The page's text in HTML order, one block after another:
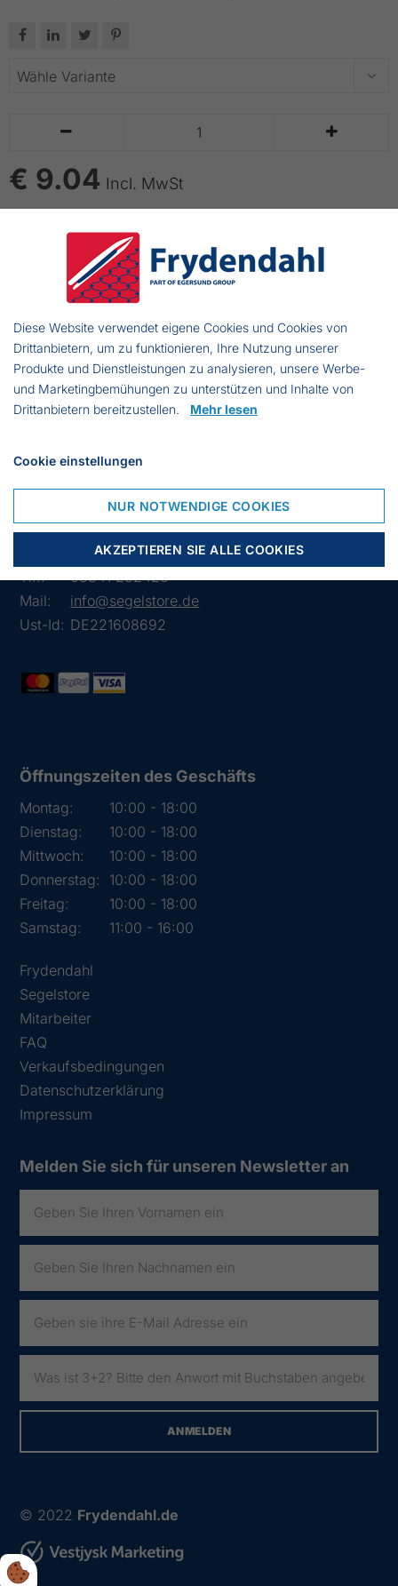
   
 
€ 9.04 Incl. MwSt
IN DEN WARENKORB LEGEN
bis zu 14 Tage Lieferzeit
Mustad Best Kirby 1536DT
Aus Duratin hergestellt
In Packungen á 100 stk.
In mehreren Varianten erhältlich
Lübsche Str. 32
23966 Wismar
Deutschland
Tlf.:
03841 282426
Mail:
info@segelstore.de
Ust-Id: DE221608692
Öffnungszeiten des Geschäfts
Montag:
10:00 - 18:00
Dienstag:
10:00 - 18:00
Mittwoch:
10:00 - 18:00
Donnerstag:
10:00 - 18:00
Freitag:
10:00 - 18:00
Samstag:
11:00 - 16:00
Frydendahl
Segelstore
Mitarbeiter
FAQ
Verkaufsbedingungen
Datenschutzerklärung
Impressum
Melden Sie sich für unseren Newsletter an
© 2022 Frydendahl.de
Diese Website verwendet eigene Cookies und Cookies von
Drittanbietern, um zu funktionieren, Ihre Nutzung unserer
Produkte und Dienstleistungen zu analysieren, unsere Werbe-
und Marketingbemühungen zu unterstützen und Inhalte von
Drittanbietern bereitzustellen. Mehr lesen
Cookie einstellungen
NUR NOTWENDIGE COOKIES
AKZEPTIEREN SIE ALLE COOKIES